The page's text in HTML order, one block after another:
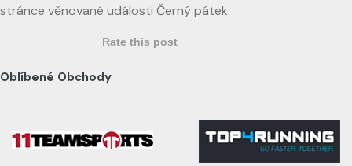
stránce věnované události Černý pátek.
Rate this post
Oblíbené Obchody